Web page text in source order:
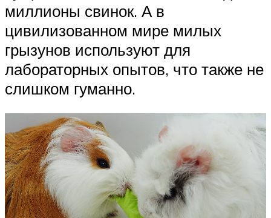
миллионы свинок. А в
цивилизованном мире милых
грызунов используют для
лабораторных опытов, что также не
слишком гуманно.
Видеоплеер